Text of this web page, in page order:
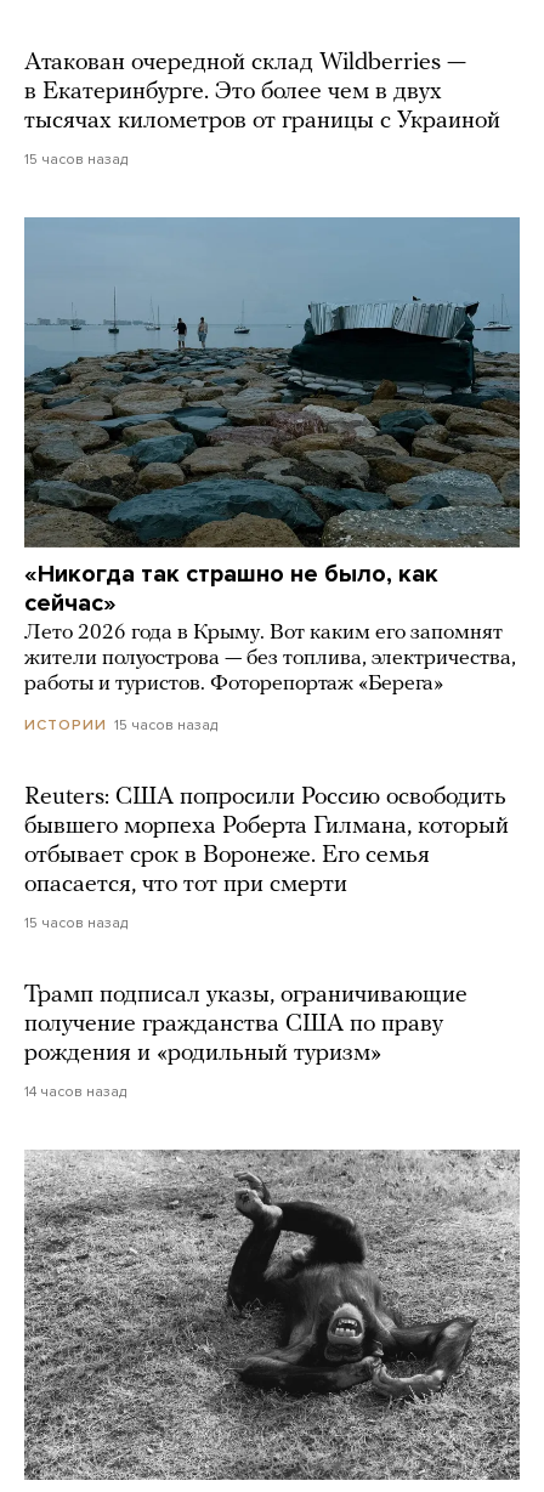
Атакован очередной склад Wildberries —
в Екатеринбурге. Это более чем в двух
тысячах километров от границы с Украиной
15 часов назад
«Никогда так страшно не было, как
сейчас»
Лето 2026 года в Крыму. Вот каким его запомнят
жители полуострова — без топлива, электричества,
работы и туристов. Фоторепортаж «Берега»
ИСТОРИИ 15 часов назад
Reuters: США попросили Россию освободить
бывшего морпеха Роберта Гилмана, который
отбывает срок в Воронеже. Его семья
опасается, что тот при смерти
15 часов назад
Трамп подписал указы, ограничивающие
получение гражданства США по праву
рождения и «родильный туризм»
14 часов назад